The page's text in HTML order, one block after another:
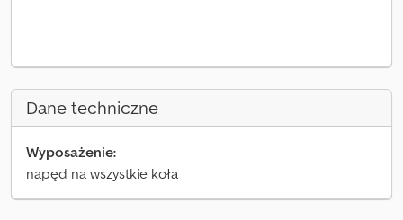
Dane techniczne
Wyposażenie:
napęd na wszystkie koła